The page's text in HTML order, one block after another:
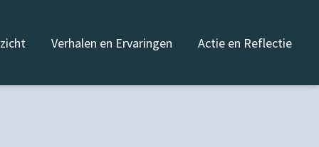
Verhalen en Ervaringen Actie en Reflectie